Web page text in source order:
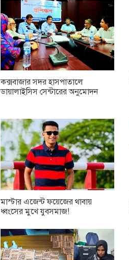
কক্সবাজার সদর হাসপাতালে
ডায়ালাইসিস সেন্টারের অনুমোদন
মাস্টার এজেন্ট ফয়েজের থাবায়
ধ্বংসের মুখে যুবসমাজ!